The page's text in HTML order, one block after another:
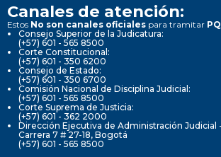
Canales de atención:
Estos No son canales oficiales para tramitar
Consejo Superior de la Judicatura:
(+57) 601 - 565 8500
Corte Constitucional:
(+57) 601 - 350 6200
Consejo de Estado:
(+57) 601 - 350 6700
Comisión Nacional de Disciplina Judicial:
(+57) 601 - 565 8500
Corte Suprema de Justicia:
(+57) 601 - 362 2000
Dirección Ejecutiva de Administración Judicial
Carrera 7 # 27-18, Bogotá
(+57) 601 - 565 8500